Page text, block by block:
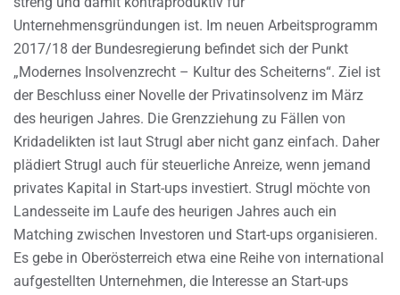
Unternehmensgründungen ist. Im neuen Arbeitsprogramm
2017/18 der Bundesregierung befindet sich der Punkt
„Modernes Insolvenzrecht – Kultur des Scheiterns“. Ziel ist
der Beschluss einer Novelle der Privatinsolvenz im März
des heurigen Jahres. Die Grenzziehung zu Fällen von
Kridadelikten ist laut Strugl aber nicht ganz einfach. Daher
plädiert Strugl auch für steuerliche Anreize, wenn jemand
privates Kapital in Start-ups investiert. Strugl möchte von
Landesseite im Laufe des heurigen Jahres auch ein
Matching zwischen Investoren und Start-ups organisieren.
Es gebe in Oberösterreich etwa eine Reihe von international
aufgestellten Unternehmen, die Interesse an Start-ups